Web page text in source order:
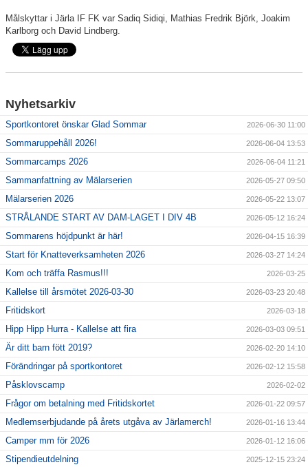
Målskyttar i Järla IF FK var Sadiq Sidiqi, Mathias Fredrik Björk, Joakim
Karlborg och David Lindberg.
Nyhetsarkiv
Sportkontoret önskar Glad Sommar 2026-06-30 11:00
Sommaruppehåll 2026! 2026-06-04 13:53
Sommarcamps 2026 2026-06-04 11:21
Sammanfattning av Mälarserien 2026-05-27 09:50
Mälarserien 2026 2026-05-22 13:07
STRÅLANDE START AV DAM-LAGET I DIV 4B 2026-05-12 16:24
Sommarens höjdpunkt är här! 2026-04-15 16:39
Start för Knatteverksamheten 2026 2026-03-27 14:24
Kom och träffa Rasmus!!! 2026-03-25
Kallelse till årsmötet 2026-03-30 2026-03-23 20:48
Fritidskort 2026-03-18
Hipp Hipp Hurra - Kallelse att fira 2026-03-03 09:51
Är ditt barn fött 2019? 2026-02-20 14:10
Förändringar på sportkontoret 2026-02-12 15:58
Påsklovscamp 2026-02-02
Frågor om betalning med Fritidskortet 2026-01-22 09:57
Medlemserbjudande på årets utgåva av Järlamerch! 2026-01-16 13:44
Camper mm för 2026 2026-01-12 16:06
Stipendieutdelning 2025-12-15 23:24